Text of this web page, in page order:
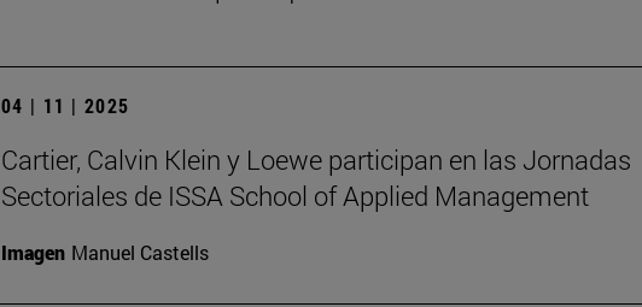
04 | 11 | 2025
Cartier, Calvin Klein y Loewe participan en las Jornadas
Sectoriales de ISSA School of Applied Management
Imagen Manuel Castells